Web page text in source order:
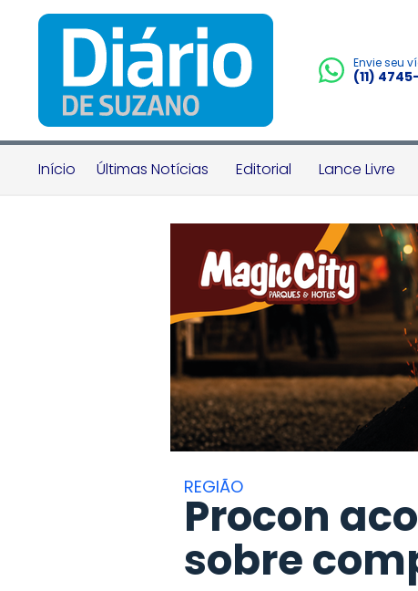
Envie seu
(11)
Início Últimas Notícias Editorial Lance Livre
REGIÃO
Procon
sobre